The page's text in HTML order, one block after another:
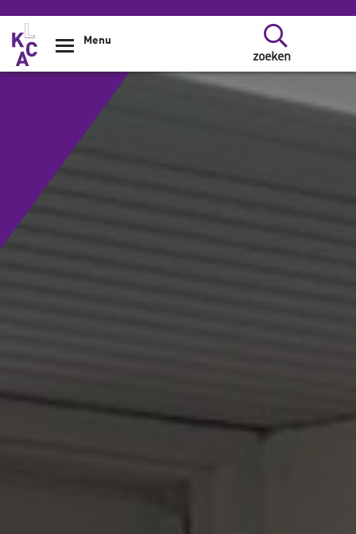
Overslaan en naar de inhoud gaan
zoeken
Menu